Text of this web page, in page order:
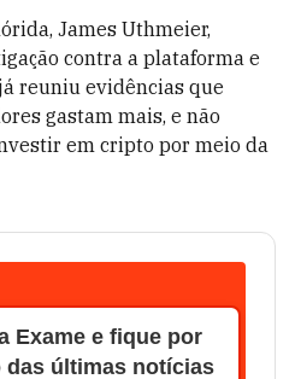
James Uthmeier,
contra a plataforma e
reuniu evidências que
gastam mais, e não
em cripto por meio da
Exame e fique por
das últimas notícias